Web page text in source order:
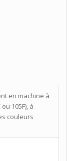
en machine à
105F), à
couleurs